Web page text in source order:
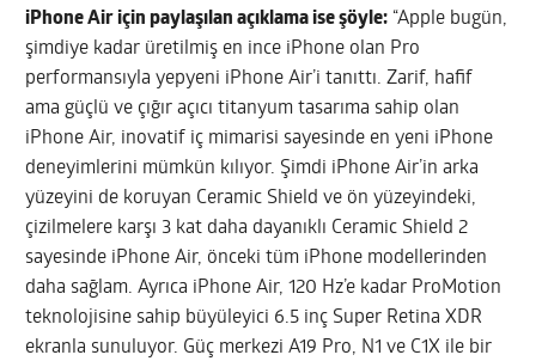
iPhone Air için paylaşılan açıklama ise şöyle: “Apple bugün,
şimdiye kadar üretilmiş en ince iPhone olan Pro
performansıyla yepyeni iPhone Air’i tanıttı. Zarif, hafif
ama güçlü ve çığır açıcı titanyum tasarıma sahip olan
iPhone Air, inovatif iç mimarisi sayesinde en yeni iPhone
deneyimlerini mümkün kılıyor. Şimdi iPhone Air’in arka
yüzeyini de koruyan Ceramic Shield ve ön yüzeyindeki,
çizilmelere karşı 3 kat daha dayanıklı Ceramic Shield 2
sayesinde iPhone Air, önceki tüm iPhone modellerinden
daha sağlam. Ayrıca iPhone Air, 120 Hz’e kadar ProMotion
teknolojisine sahip büyüleyici 6.5 inç Super Retina XDR
ekranla sunuluyor. Güç merkezi A19 Pro, N1 ve C1X ile bir